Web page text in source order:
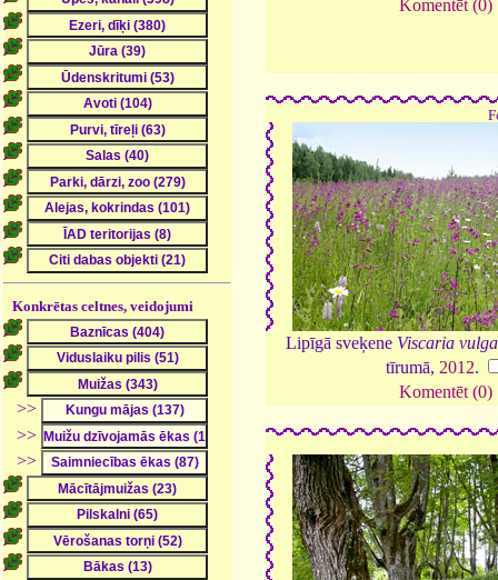
Konkrētas celtnes, veidojumi
>>
>>
>>
Komentēt (0)
Lipīgā sveķene Viscaria
tīrumā, 2012.
Komentēt (0)